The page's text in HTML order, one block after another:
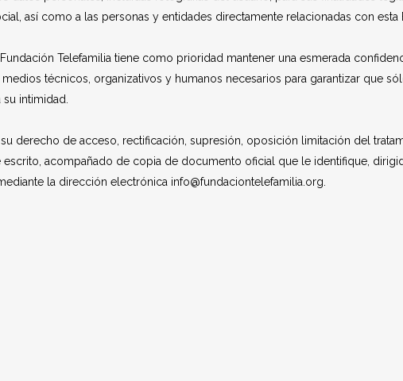
así como a las personas y entidades directamente relacionadas con esta
Telefamilia tiene como prioridad mantener una esmerada
técnicos, organizativos y humanos necesarios para garantizar que
intimidad.
derecho de acceso, rectificación, supresión, oposición limitación del
acompañado de copia de documento oficial que le identifique,
la dirección electrónica info@fundaciontelefamilia.org.